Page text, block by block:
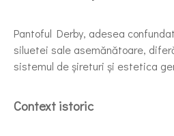
Pantoful Derby, adesea
siluetei sale asemănătoare,
sistemul de șireturi și estetica
Context istoric